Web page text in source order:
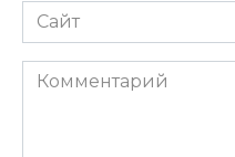
Сайт
Комментарий